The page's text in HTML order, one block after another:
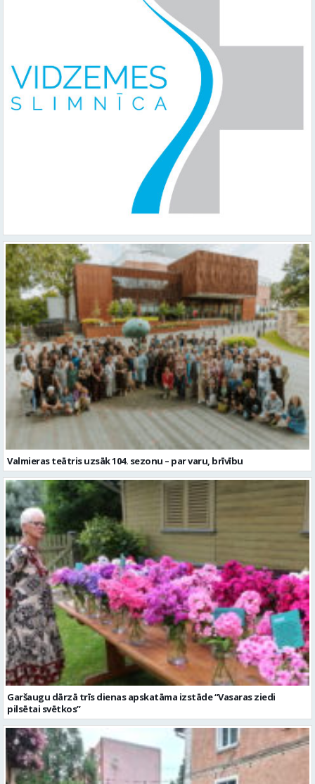
Valmieras teātris uzsāk 104. sezonu – par varu, brīvību
Garšaugu dārzā trīs dienas apskatāma izstāde “Vasaras ziedi
pilsētai svētkos”